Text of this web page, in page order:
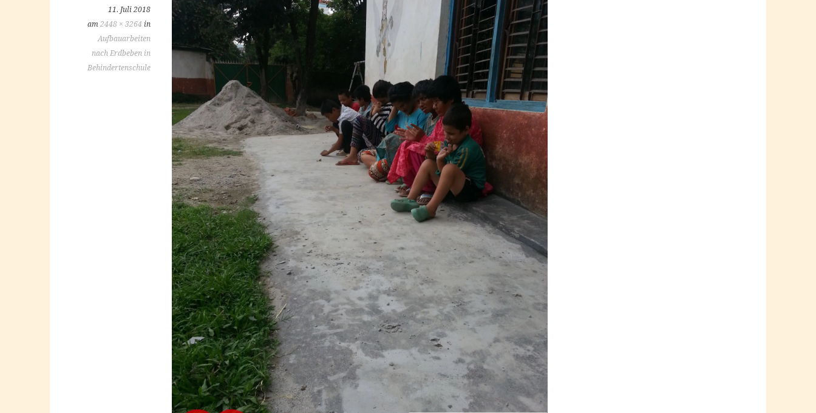
11. Juli 2018
am 2448 × 3264 in
Aufbauarbeiten
nach Erdbeben in
Behindertenschule